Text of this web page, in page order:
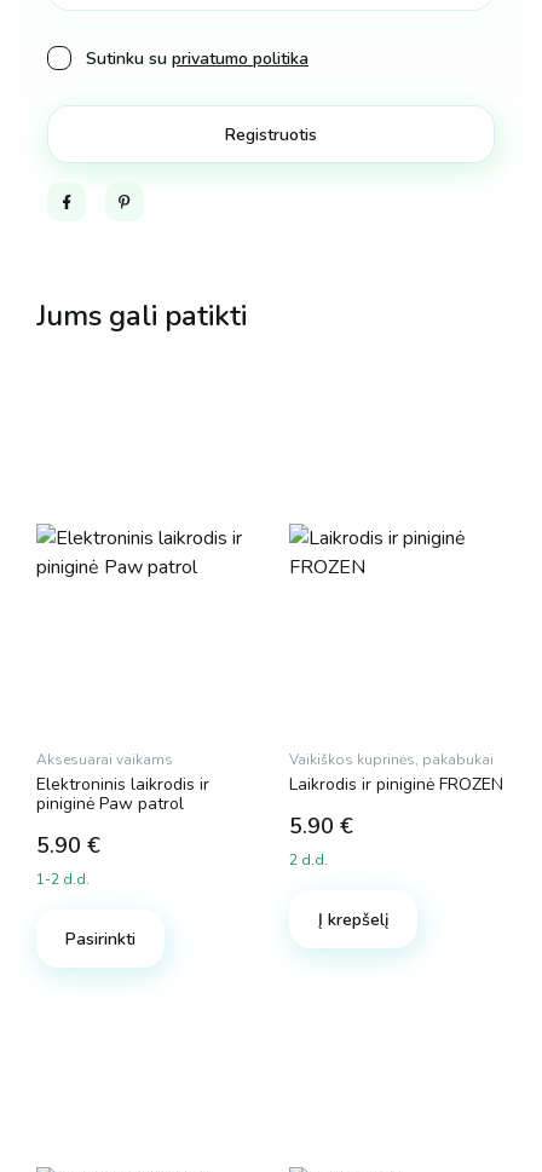
Sutinku su privatumo politika
FacebookPinterest
Jums gali patikti
Aksesuarai vaikams
Elektroninis laikrodis ir
piniginė Paw patrol
5.90 €
1-2 d.d.
Pasirinkti
Vaikiškos kuprinės, pakabukai
Laikrodis ir piniginė FROZEN
5.90 €
2 d.d.
Į krepšelį